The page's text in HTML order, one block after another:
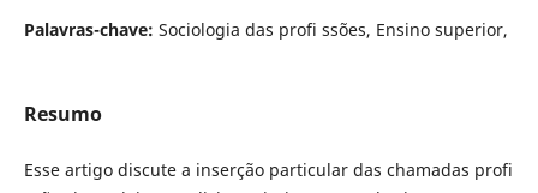
Palavras-chave: Sociologia das profi ssões, Ensino superior,
Resumo
Esse artigo discute a inserção particular das chamadas profi